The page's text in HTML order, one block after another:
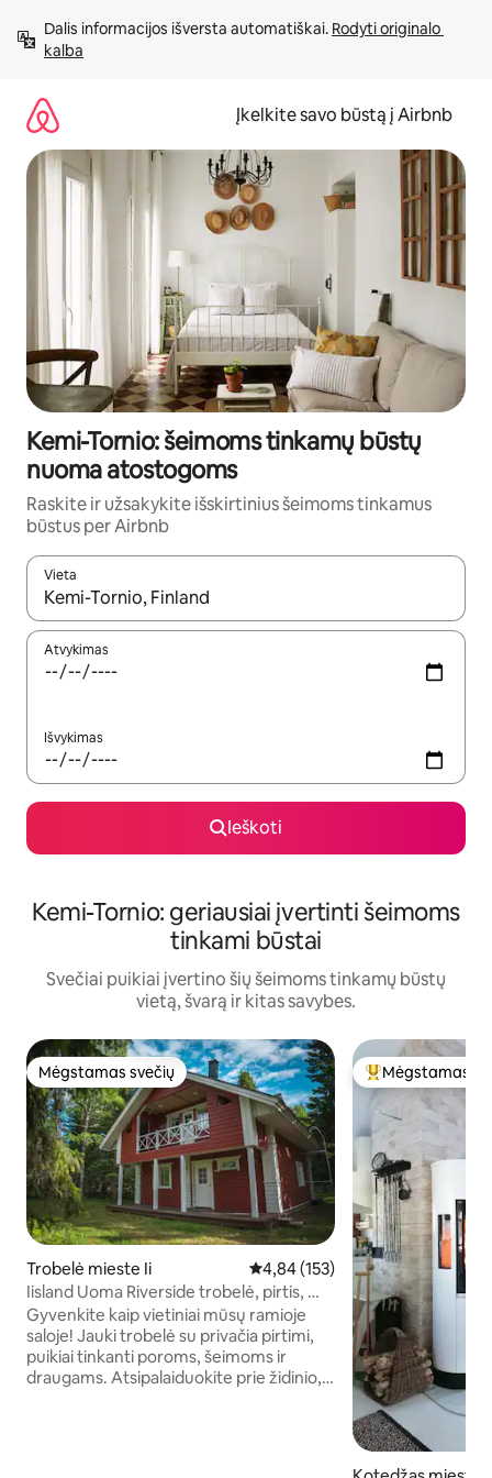
prie
turinio
Dalis informacijos išversta automatiškai. Rodyti originalo
kalba
Įkelkite savo būstą į Airbnb
Kemi-Tornio: šeimoms tinkamų būstų
nuoma atostogoms
Raskite ir užsakykite išskirtinius šeimoms tinkamus
būstus per Airbnb
Vieta
Kai pasirodys paieškos rezultatai, juos naršyti galite
Atvykimas
Išvykimas
Ieškoti
Kemi-Tornio: geriausiai įvertinti šeimoms
tinkami būstai
Svečiai puikiai įvertino šių šeimoms tinkamų būstų
vietą, švarą ir kitas savybes.
Mėgstamas svečių
Mėgstamas svečių
Trobelė mieste Ii Vidutinis įvertinimas: 4,84 iš 5,
4,84 (153)
Iisland Uoma Riverside trobelė, pirtis, Wi-
Fi, automobilių stovėjimo aikštelė
Gyvenkite kaip vietiniai mūsų ramioje
saloje! Jauki trobelė su privačia pirtimi,
puikiai tinkanti poroms, šeimoms ir
draugams. Atsipalaiduokite prie židinio,
Svečių
Mėgstamas